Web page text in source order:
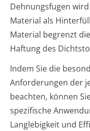
Dehnungsfugen
Material als
Material begrenzt
Haftung des
Indem Sie die
Anforderungen der
beachten, können
spezifische
Langlebigkeit und